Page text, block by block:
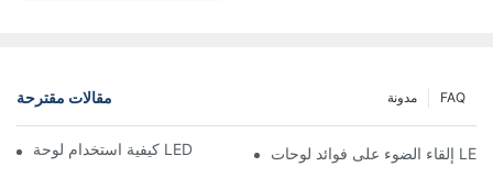
مقالات مقترحة FAQ مدونة
كيفية استخدام لوحة LED حمراء 660nm لتجديد الجلد